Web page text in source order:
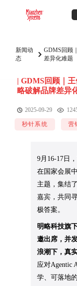
新闻动
态
GDMS回顾
差异化难题
| GDMS回顾｜
略破解品牌差异
2025-09-29
秒针系统 营
9月16-17日
在国家会展
主题，集结
嘉宾，共同
极答案。
明略科技旗
邀出席，并
浪潮下，真
应对Agentic
学、可落地